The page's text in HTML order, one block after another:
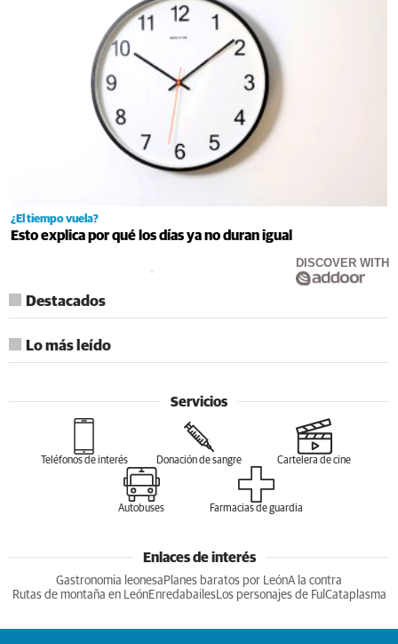
¿El tiempo vuela?
Esto explica por qué los días ya no duran igual
DISCOVER WITH
Destacados
Lo más leído
Servicios
Teléfonos de interés Donación de sangre Cartelera de cine
Autobuses Farmacias de guardia
Enlaces de interés
Gastronomia leonesa Planes baratos por LeónA la contra
Rutas de montaña en LeónEnredabailesLos personajes de Ful Cataplasma